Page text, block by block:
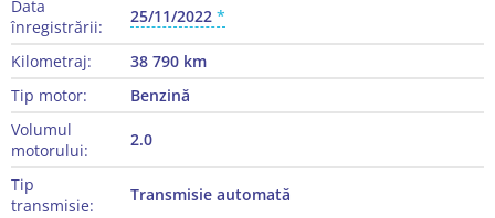
Data
înregistrării:
25/11/2022
Kilometraj:
38 790 km
Tip motor:
Benzină
Volumul
motorului:
2.0
Tip
transmisie:
Transmisie automată